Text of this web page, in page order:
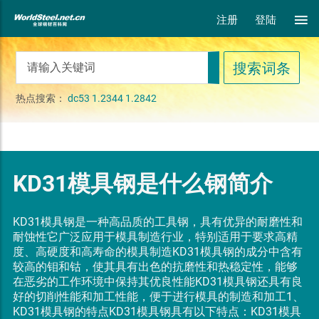
注册 登陆
热点搜索：dc53 1.2344 1.2842
KD31模具钢是什么钢简介
KD31模具钢是一种高品质的工具钢，具有优异的耐磨性和
耐蚀性它广泛应用于模具制造行业，特别适用于要求高精
度、高硬度和高寿命的模具制造KD31模具钢的成分中含有
较高的钼和钴，使其具有出色的抗磨性和热稳定性，能够
在恶劣的工作环境中保持其优良性能KD31模具钢还具有良
好的切削性能和加工性能，便于进行模具的制造和加工1、
KD31模具钢的特点KD31模具钢具有以下特点：KD31模具